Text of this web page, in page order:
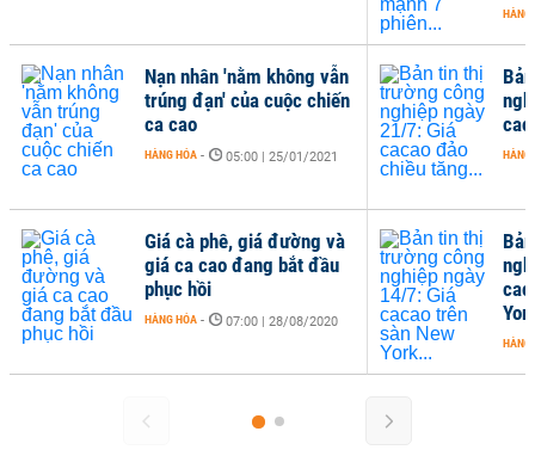
Nạn nhân 'nằm không vẫn
trúng đạn' của cuộc chiến
ca cao
HÀNG HÓA - 05:00 | 25/01/2021
Giá cà phê, giá đường và
giá ca cao đang bắt đầu
phục hồi
HÀNG HÓA - 07:00 | 28/08/2020
HÀNG
HÀNG
HÀNG